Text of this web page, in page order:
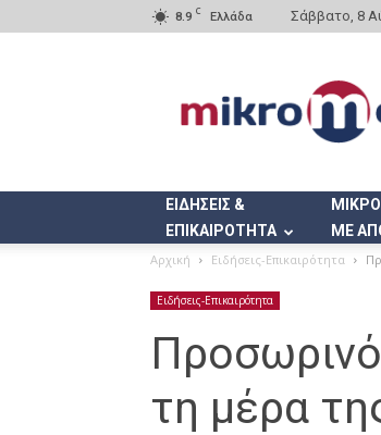
8.9 C Ελλάδα Σάββατο, 8
ΕΙΔΗΣΕΙΣ &
ΕΠΙΚΑΙΡΟΤΗΤΑ
ΜΕ
Αρχική Ειδήσεις-Επικαιρότητα
Ειδήσεις-Επικαιρότητα
τη μέρα